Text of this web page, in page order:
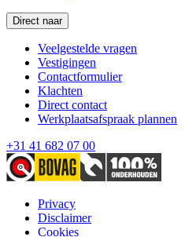
Direct naar
Veelgestelde vragen
Vestigingen
Contactformulier
Klachten
Direct contact
Werkplaatsafspraak plannen
+31 41 682 07 00
Privacy
Disclaimer
Cookies